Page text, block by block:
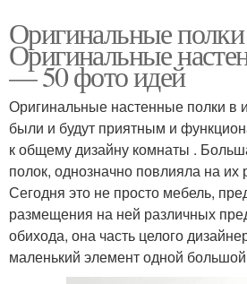
Оригинальные полки
Оригинальные
— 50 фото идей
Оригинальные настенные полки в
были и будут приятным и
к общему дизайну комнаты .
полок, однозначно повлияла на их
Сегодня это не просто мебель,
размещения на ней различных
обихода, она часть целого
маленький элемент одной